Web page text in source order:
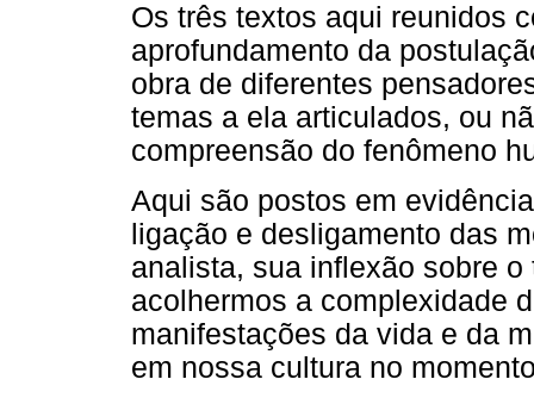
Os três textos aqui reunidos
aprofundamento da
obra de diferentes
temas a ela articulados, ou
compreensão do fenômeno
Aqui são postos em
ligação e desligamento das
analista, sua inflexão sobre
acolhermos a complexidade
manifestações da vida e da
em nossa cultura no